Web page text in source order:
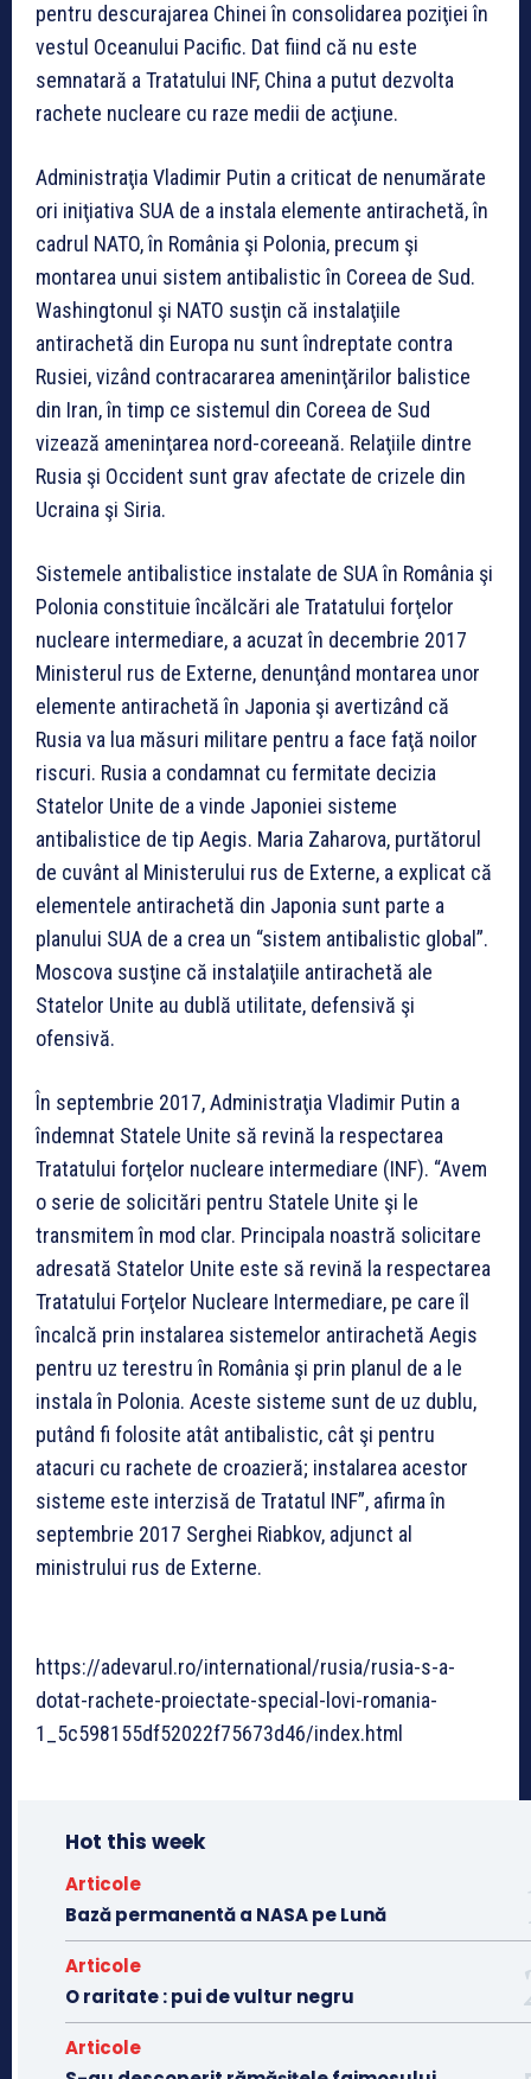
pentru descurajarea Chinei în consolidarea poziţiei în
vestul Oceanului Pacific. Dat fiind că nu este
semnatară a Tratatului INF, China a putut dezvolta
rachete nucleare cu raze medii de acţiune.
Administraţia Vladimir Putin a criticat de nenumărate
ori iniţiativa SUA de a instala elemente antirachetă, în
cadrul NATO, în România şi Polonia, precum şi
montarea unui sistem antibalistic în Coreea de Sud.
Washingtonul şi NATO susţin că instalaţiile
antirachetă din Europa nu sunt îndreptate contra
Rusiei, vizând contracararea ameninţărilor balistice
din Iran, în timp ce sistemul din Coreea de Sud
vizează ameninţarea nord-coreeană. Relaţiile dintre
Rusia şi Occident sunt grav afectate de crizele din
Ucraina şi Siria.
Sistemele antibalistice instalate de SUA în România şi
Polonia constituie încălcări ale Tratatului forţelor
nucleare intermediare, a acuzat în decembrie 2017
Ministerul rus de Externe, denunţând montarea unor
elemente antirachetă în Japonia şi avertizând că
Rusia va lua măsuri militare pentru a face faţă noilor
riscuri. Rusia a condamnat cu fermitate decizia
Statelor Unite de a vinde Japoniei sisteme
antibalistice de tip Aegis. Maria Zaharova, purtătorul
de cuvânt al Ministerului rus de Externe, a explicat că
elementele antirachetă din Japonia sunt parte a
planului SUA de a crea un “sistem antibalistic global”.
Moscova susţine că instalaţiile antirachetă ale
Statelor Unite au dublă utilitate, defensivă şi
ofensivă.
În septembrie 2017, Administraţia Vladimir Putin a
îndemnat Statele Unite să revină la respectarea
Tratatului forţelor nucleare intermediare (INF). “Avem
o serie de solicitări pentru Statele Unite şi le
transmitem în mod clar. Principala noastră solicitare
adresată Statelor Unite este să revină la respectarea
Tratatului Forţelor Nucleare Intermediare, pe care îl
încalcă prin instalarea sistemelor antirachetă Aegis
pentru uz terestru în România şi prin planul de a le
instala în Polonia. Aceste sisteme sunt de uz dublu,
putând fi folosite atât antibalistic, cât şi pentru
atacuri cu rachete de croazieră; instalarea acestor
sisteme este interzisă de Tratatul INF”, afirma în
septembrie 2017 Serghei Riabkov, adjunct al
ministrului rus de Externe.
https://adevarul.ro/international/rusia/rusia-s-a-
dotat-rachete-proiectate-special-lovi-romania-
1_5c598155df52022f75673d46/index.html
Hot this week
Articole
Bază permanentă a NASA pe Lună
Articole
O raritate : pui de vultur negru
Articole